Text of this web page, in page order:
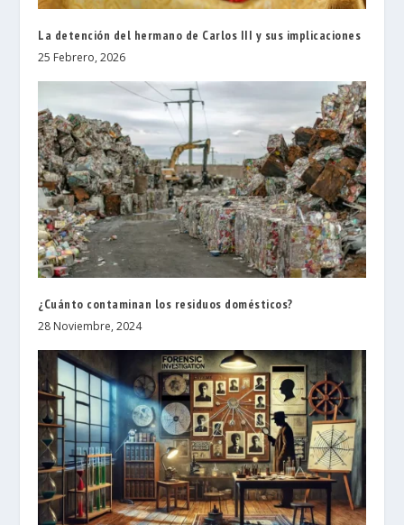
La detención del hermano de Carlos III y sus implicaciones
25 Febrero, 2026
¿Cuánto contaminan los residuos domésticos?
28 Noviembre, 2024